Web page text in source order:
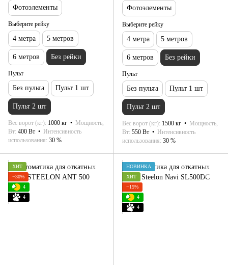
Фотоэлементы
Выберите рейку
4 метра 5 метров
6 метров Без рейки
Пульт
Без пульта Пульт 1 шт
Пульт 2 шт
Вес ворот (кг) 1000 кг
Мощность,
Вт 400 Вт
Интенсивность
использования 30 %
Фотоэлементы
Выберите рейку
4 метра 5 метров
6 метров Без рейки
Пульт
Без пульта Пульт 1 шт
Пульт 2 шт
Вес ворот (кг) 1500 кг
Мощность,
Вт 550 Вт
Интенсивность
использования 30 %
ХИТ
−30%
4
4
НОВИНКА
ХИТ
−15%
4
4